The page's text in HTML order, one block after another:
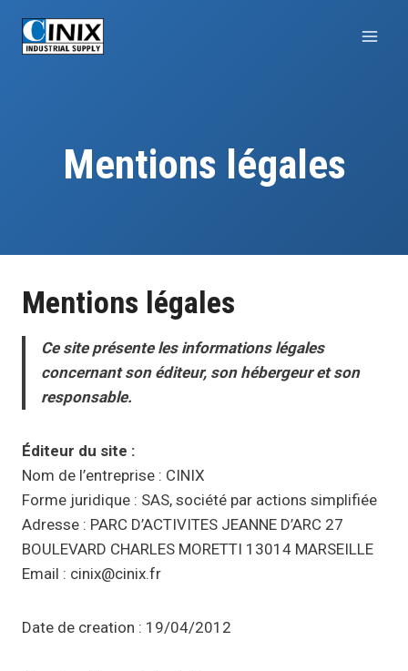
contenu
Mentions légales
Mentions légales
Ce site présente les informations légales
concernant son éditeur, son hébergeur et son
responsable.
Éditeur du site :
Nom de l’entreprise : CINIX
Forme juridique : SAS, société par actions simplifiée
Adresse : PARC D’ACTIVITES JEANNE D’ARC 27
BOULEVARD CHARLES MORETTI 13014 MARSEILLE
Email : cinix@cinix.fr
Date de creation : 19/04/2012